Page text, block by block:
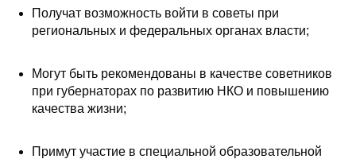
Получат возможность войти в советы при
региональных и федеральных органах власти;
Могут быть рекомендованы в качестве советников
при губернаторах по развитию НКО и повышению
качества жизни;
Примут участие в специальной образовательной